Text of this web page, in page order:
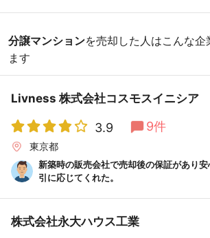
分譲マンションを売却した人はこんな
ます
Livness 株式会社コスモスイニシア
3.9 9件
東京都
新築時の販売会社で売却後の保証があり
引に応じてくれた。
株式会社永大ハウス工業